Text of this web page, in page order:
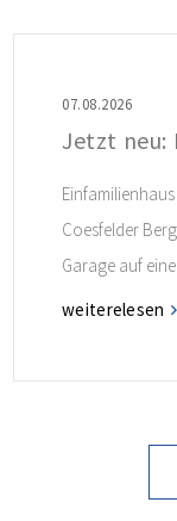
07.08.2026
Jetzt neu:
Coesfelder
Garage auf
Haus ist in
weiterelesen